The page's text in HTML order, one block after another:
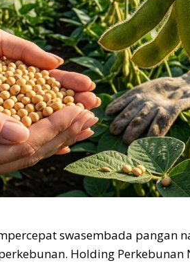
swasembada pangan
Holding Perkebunan